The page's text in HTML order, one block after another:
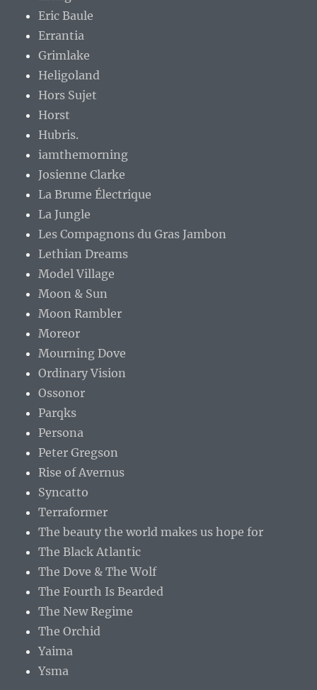
Eric Baule
Errantia
Grimlake
Heligoland
Hors Sujet
Horst
Hubris.
iamthemorning
Josienne Clarke
La Brume Électrique
La Jungle
Les Compagnons du Gras Jambon
Lethian Dreams
Model Village
Moon & Sun
Moon Rambler
Moreor
Mourning Dove
Ordinary Vision
Ossonor
Parqks
Persona
Peter Gregson
Rise of Avernus
Syncatto
Terraformer
The beauty the world makes us hope for
The Black Atlantic
The Dove & The Wolf
The Fourth Is Bearded
The New Regime
The Orchid
Yaima
Ysma